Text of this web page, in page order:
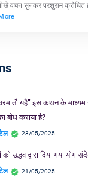
वचन सुनकर परशुराम
तौ यहै” इस कथन के
बोध कराया है?
23/05/2025
को उद्धव द्वारा दिया गया
21/05/2025